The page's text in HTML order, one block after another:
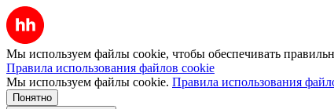
Мы используем файлы cookie, чтобы обеспечивать
Правила использования файлов cookie
Мы используем файлы cookie. Правила использования
Понятно